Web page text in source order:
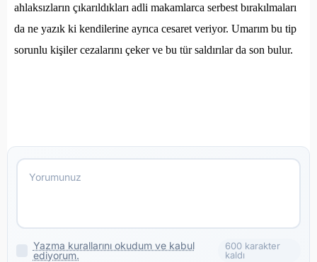
ahlaksızların çıkarıldıkları adli makamlarca serbest bırakılmaları
da ne yazık ki kendilerine ayrıca cesaret veriyor. Umarım bu tip
sorunlu kişiler cezalarını çeker ve bu tür saldırılar da son bulur.
Yazma kurallarını okudum ve kabul
ediyorum.
600 karakter
kaldı